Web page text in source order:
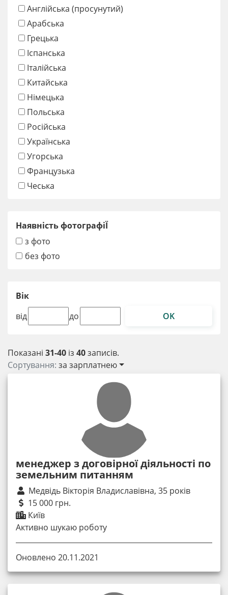
Показані 31-40 із 40записів.
Сортування: за зарплатнею
менеджер з договірної діяльності по
земельним питанням
Медвідь Вікторія Владиславівна, 35 років
15 000 грн.
Київ
Активно шукаю роботу
Оновлено 20.11.2021
Англійська (просунутий)
Арабська
Грецька
Іспанська
Італійська
Китайська
Німецька
Польська
Російська
Українська
Угорська
Французька
Чеська
Наявність фотографіЇ
з фото
без фото
Вік
від
до OK